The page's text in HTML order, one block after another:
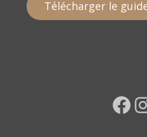
Télécharger le
Facebook